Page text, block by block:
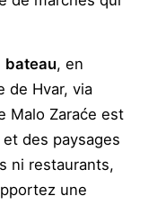
bateau, en
de Hvar, via
Malo Zaraće est
des paysages
ni restaurants,
une